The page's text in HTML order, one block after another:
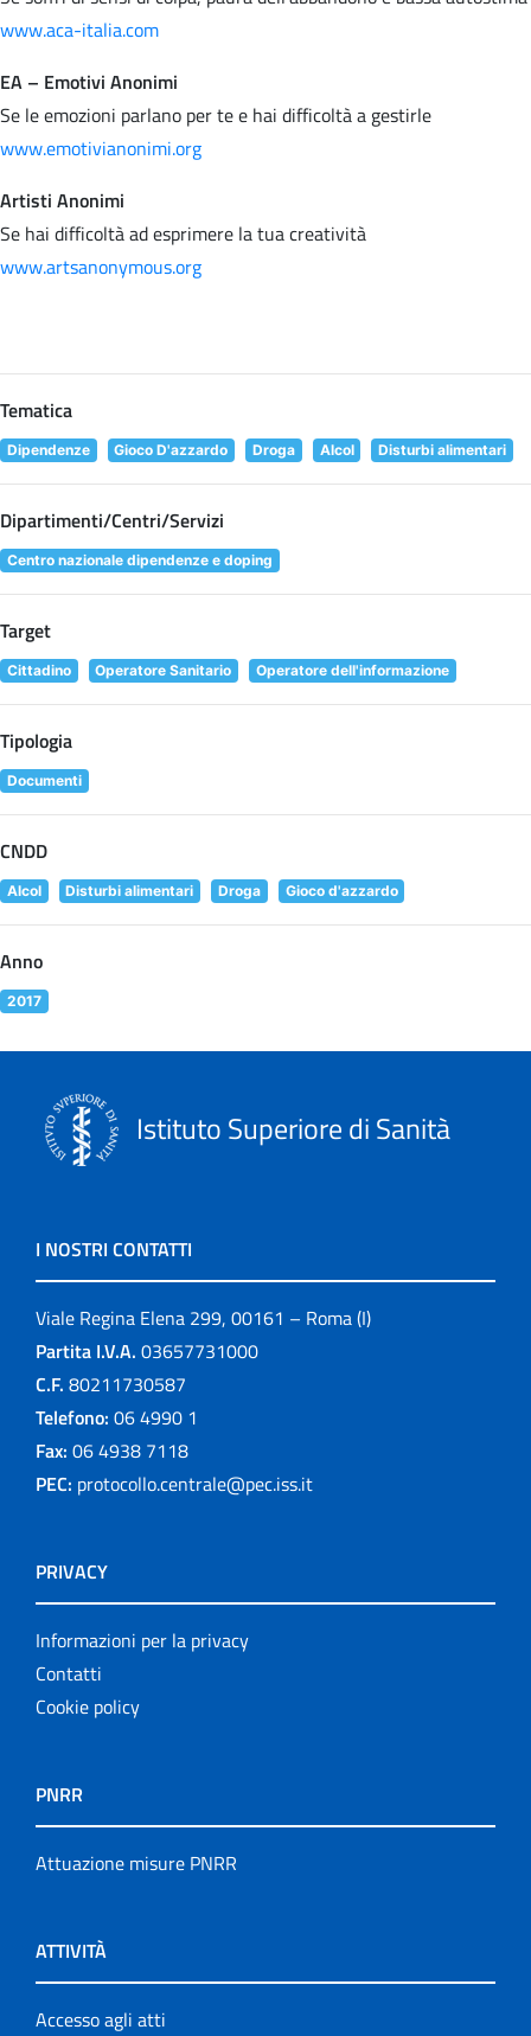
www.aca-italia.com
EA – Emotivi Anonimi
Se le emozioni parlano per te e hai difficoltà a gestirle
www.emotivianonimi.org
Artisti Anonimi
Se hai difficoltà ad esprimere la tua creatività
www.artsanonymous.org
Tematica
Dipendenze Gioco D'azzardo Droga Alcol Disturbi alimentari
Dipartimenti/Centri/Servizi
Centro nazionale dipendenze e doping
Target
Cittadino Operatore Sanitario Operatore dell'informazione
Tipologia
Documenti
CNDD
Alcol Disturbi alimentari Droga Gioco d'azzardo
Anno
2017
Istituto Superiore di Sanità
I NOSTRI CONTATTI
Viale Regina Elena 299, 00161 – Roma (I)
Partita I.V.A. 03657731000
C.F. 80211730587
Telefono: 06 4990 1
Fax: 06 4938 7118
PEC: protocollo.centrale@pec.iss.it
PRIVACY
Informazioni per la privacy
Contatti
Cookie policy
PNRR
Attuazione misure PNRR
ATTIVITÀ
Accesso agli atti